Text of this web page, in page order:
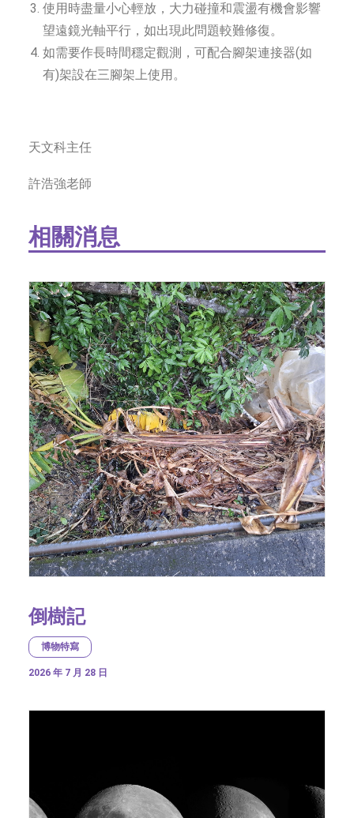
使用時盡量小心輕放，大力碰撞和震盪有機會影響
望遠鏡光軸平行，如出現此問題較難修復。
如需要作長時間穩定觀測，可配合腳架連接器(如
有)架設在三腳架上使用。
天文科主任
許浩強老師
相關消息
倒樹記
博物特寫
2026 年 7 月 28 日